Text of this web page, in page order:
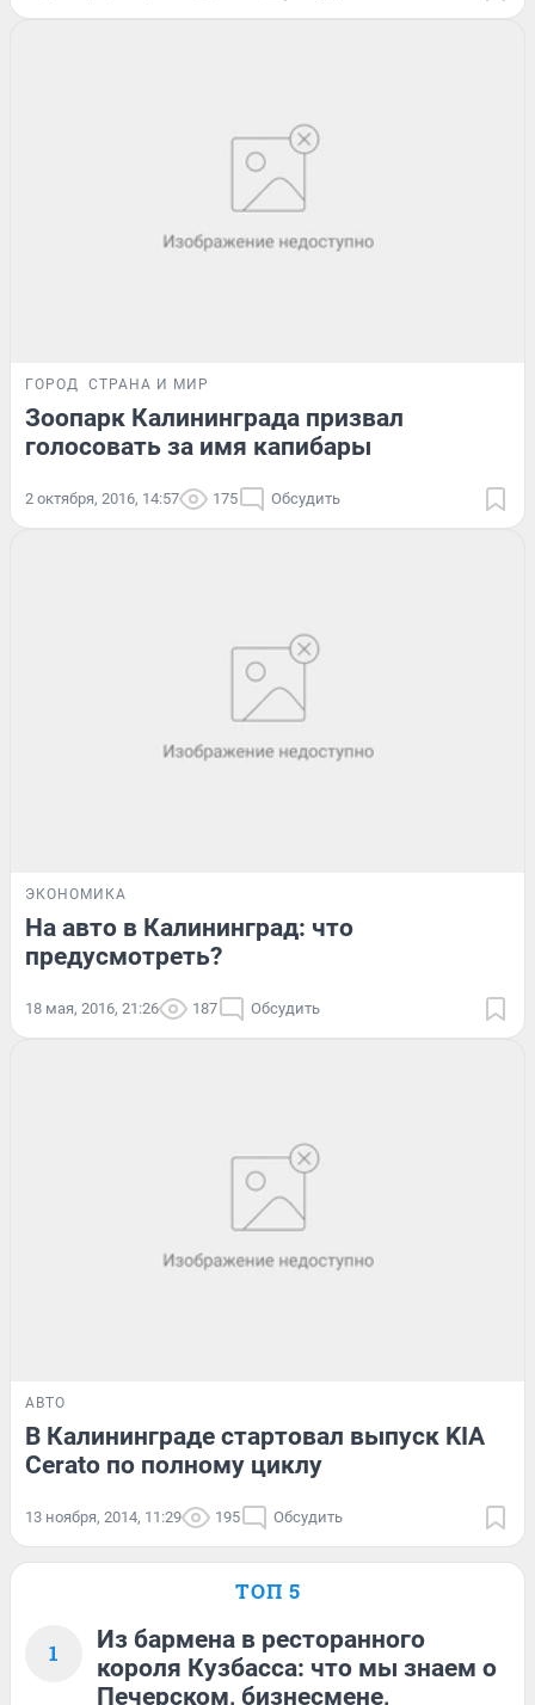
ГОРОД СТРАНА И МИР
Зоопарк Калининграда призвал
голосовать за имя капибары
2 октября, 2016, 14:57 175 Обсудить
ЭКОНОМИКА
На авто в Калининград: что
предусмотреть?
18 мая, 2016, 21:26 187 Обсудить
АВТО
В Калининграде стартовал выпуск KIA
Cerato по полному циклу
13 ноября, 2014, 11:29 195 Обсудить
ТОП 5
1
Из бармена в ресторанного
короля Кузбасса: что мы знаем о
Печерском, бизнесмене,